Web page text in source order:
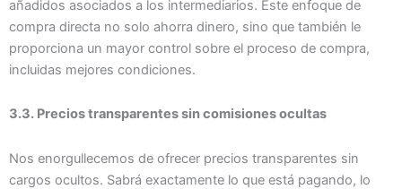
añadidos asociados a los intermediarios. Este enfoque de
compra directa no solo ahorra dinero, sino que también le
proporciona un mayor control sobre el proceso de compra,
incluidas mejores condiciones.
3.3. Precios transparentes sin comisiones ocultas
Nos enorgullecemos de ofrecer precios transparentes sin
cargos ocultos. Sabrá exactamente lo que está pagando, lo